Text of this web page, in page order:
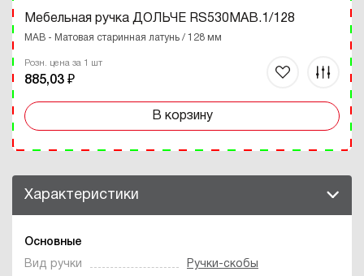
Мебельная ручка ДОЛЬЧЕ RS530MAB.1/128
MAB - Матовая старинная латунь / 128 мм
Розн. цена за 1 шт
885,03 ₽
В корзину
Характеристики
Основные
Вид ручки
Ручки-скобы